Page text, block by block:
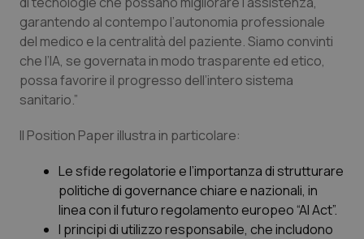
Molise
Piemonte
Provincia Autonoma di Bolzano
Provincia Autonoma di Trento
Puglia
Epatiti
HIV
Infezioni & Febbre
Ipertensione & Scompenso
Malattie rare
garantendo al contempo l’autonomia professionale
del medico e la centralità del paziente. Siamo convinti
che l’IA, se governata in modo trasparente ed etico,
possa favorire il progresso dell’intero sistema
sanitario.”
Il Position Paper illustra in particolare:
Le sfide regolatorie e l’importanza di strutturare
politiche di governance chiare e nazionali, in
linea con il futuro regolamento europeo “AI Act”.
I principi di utilizzo responsabile, che includono